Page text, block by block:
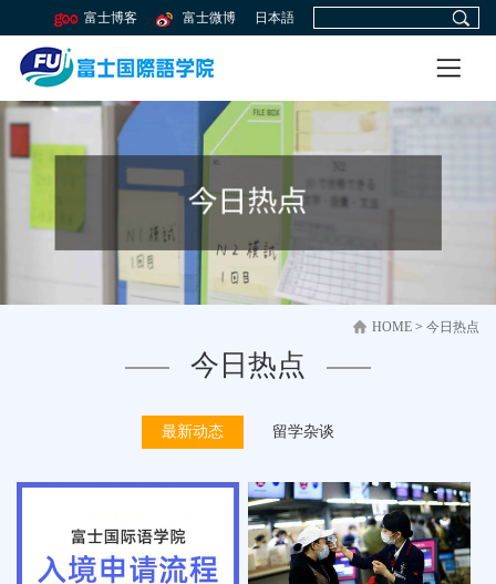
富士博客 富士微博 日本語
HOME > 今日热点
今日热点
最新动态 留学杂谈